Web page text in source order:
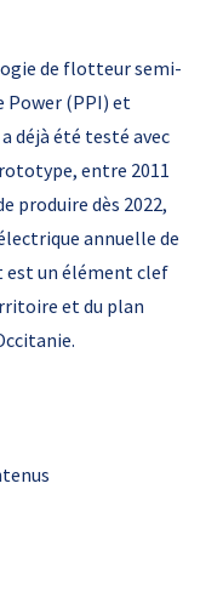
de flotteur semi-
Power (PPI) et
déjà été testé avec
entre 2011
produire dès 2022,
annuelle de
est un élément clef
et du plan